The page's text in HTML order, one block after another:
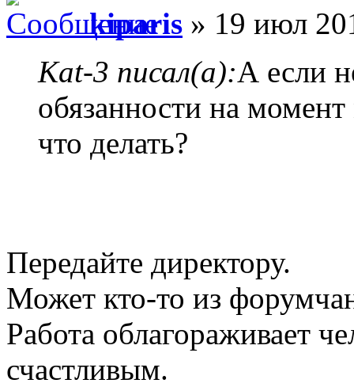
kiparis » 19 июл
Kat-3 писал(а):А если
обязанности на
что делать?
Передайте директору.
Может кто-то из
Работа облагораживает
счастливым.